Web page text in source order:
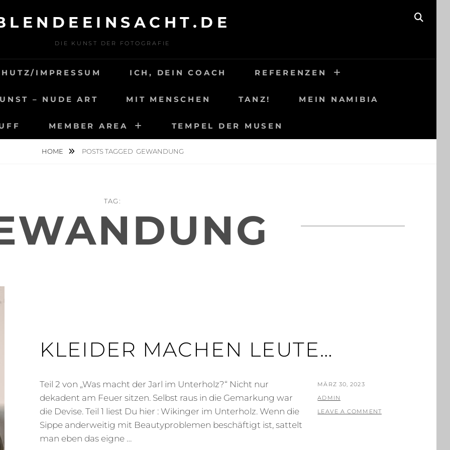
DIE KUNST DER FOTOGRAFIE
IMPRESSUM ICH, DEIN COACH REFERENZEN
– NUDE ART MIT MENSCHEN TANZ! MEIN NAMIBIA
MEMBER AREA TEMPEL DER MUSEN
HOME POSTS TAGGED GEWANDUNG
TAG:
KLEIDER MACHEN LEUTE…
Teil 2 von „Was macht der Jarl im Unterholz?“ Nicht nur
dekadent am Feuer sitzen. Selbst raus in die Gemarkung war
die Devise. Teil 1 liest Du hier : Wikinger im Unterholz. Wenn die
Sippe anderweitig mit Beautyproblemen beschäftigt ist, sattelt
man eben das eigne …
POSTED
ON
MÄRZ 30, 2023
BY
ADMIN
LEAVE A COMMENT